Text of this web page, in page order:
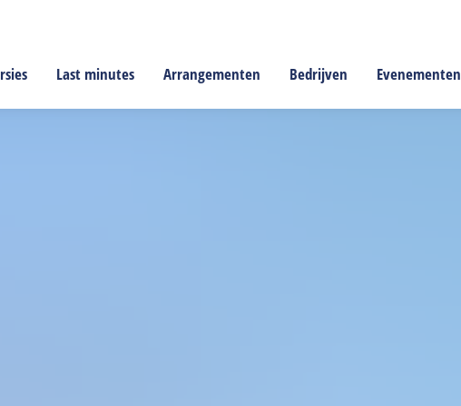
Last minutes Arrangementen Bedrijven Evenementen